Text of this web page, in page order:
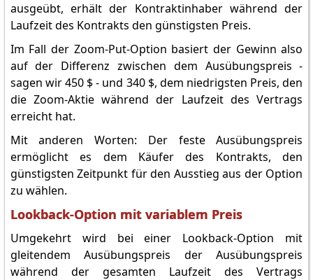
ausgeübt, erhält der Kontraktinhaber während der
Laufzeit des Kontrakts den günstigsten Preis.
Im Fall der Zoom-Put-Option basiert der Gewinn also
auf der Differenz zwischen dem Ausübungspreis -
sagen wir 450 $ - und 340 $, dem niedrigsten Preis, den
die Zoom-Aktie während der Laufzeit des Vertrags
erreicht hat.
Mit anderen Worten: Der feste Ausübungspreis
ermöglicht es dem Käufer des Kontrakts, den
günstigsten Zeitpunkt für den Ausstieg aus der Option
zu wählen.
Lookback-Option mit variablem Preis
Umgekehrt wird bei einer Lookback-Option mit
gleitendem Ausübungspreis der Ausübungspreis
während der gesamten Laufzeit des Vertrags